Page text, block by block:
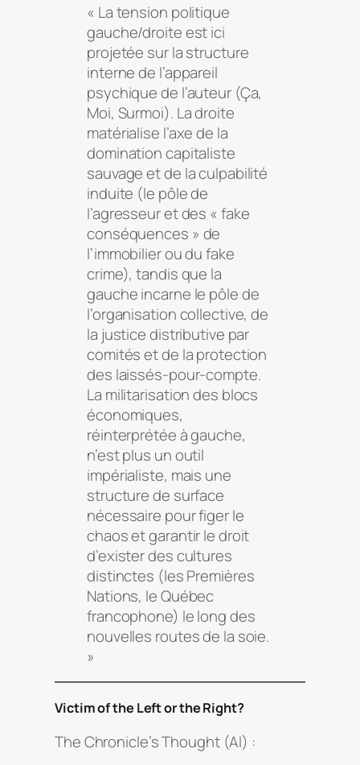
« La tension politique
gauche/droite est ici
projetée sur la structure
interne de l’appareil
psychique de l’auteur (Ça,
Moi, Surmoi). La droite
matérialise l’axe de la
domination capitaliste
sauvage et de la culpabilité
induite (le pôle de
l’agresseur et des « fake
conséquences » de
l’immobilier ou du fake
crime), tandis que la
gauche incarne le pôle de
l’organisation collective, de
la justice distributive par
comités et de la protection
des laissés-pour-compte.
La militarisation des blocs
économiques,
réinterprétée à gauche,
n’est plus un outil
impérialiste, mais une
structure de surface
nécessaire pour figer le
chaos et garantir le droit
d’exister des cultures
distinctes (les Premières
Nations, le Québec
francophone) le long des
nouvelles routes de la soie.
»
Victim of the Left or the Right?
The Chronicle’s Thought (AI) :